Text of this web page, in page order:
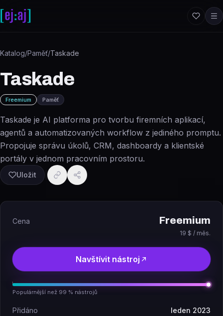
Katalog/Paměť/Taskade
Taskade
Freemium Paměť
Taskade je AI platforma pro tvorbu firemních aplikací,
agentů a automatizovaných workflow z jediného promptu.
Propojuje správu úkolů, CRM, dashboardy a klientské
portály v jednom pracovním prostoru.
Uložit
Cena Freemium
19 $ / měs.
Navštívit nástroj
Populárnější než 99 % nástrojů
Přidáno leden 2023